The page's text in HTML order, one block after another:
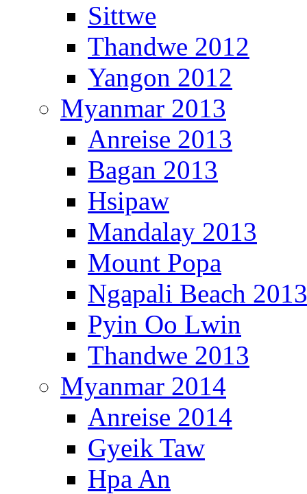
Sittwe
Thandwe 2012
Yangon 2012
Myanmar 2013
Anreise 2013
Bagan 2013
Hsipaw
Mandalay 2013
Mount Popa
Ngapali Beach 2013
Pyin Oo Lwin
Thandwe 2013
Myanmar 2014
Anreise 2014
Gyeik Taw
Hpa An